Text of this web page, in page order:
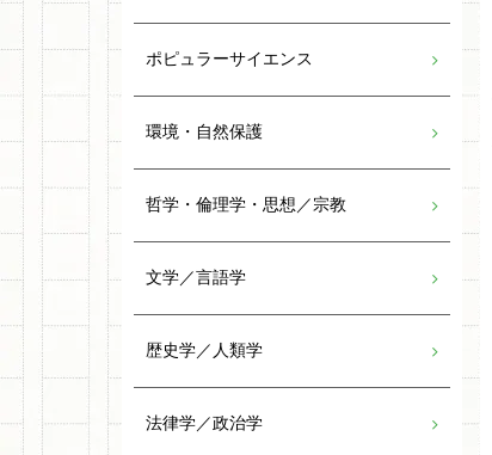
ポピュラーサイエンス
環境・自然保護
哲学・倫理学・思想／宗教
文学／言語学
歴史学／人類学
法律学／政治学